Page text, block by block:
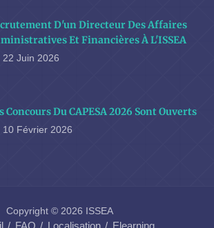
D'un Directeur Des Affaires
Et Financières À L'ISSEA
22 Juin 2026
Concours Du CAPESA 2026 Sont Ouverts
10 Février 2026
Copyright © 2026 ISSEA